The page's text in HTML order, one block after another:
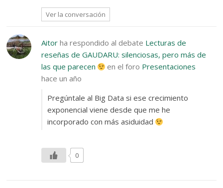
Ver la conversación
Aitor ha respondido al debate Lecturas de
reseñas de GAUDARU: silenciosas, pero más de
las que parecen
en el foro Presentaciones
hace un año
Pregúntale al Big Data si ese crecimiento
exponencial viene desde que me he
incorporado con más asiduidad
0